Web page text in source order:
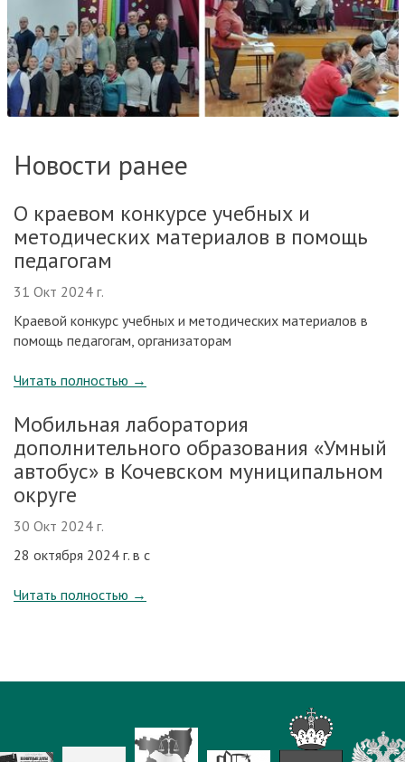
Новости ранее
О краевом конкурсе учебных и
методических материалов в помощь
педагогам
31 Окт 2024 г.
Краевой конкурс учебных и методических материалов в
помощь педагогам, организаторам
Читать полностью →
Мобильная лаборатория
дополнительного образования «Умный
автобус» в Кочевском муниципальном
округе
30 Окт 2024 г.
28 октября 2024 г. в с
Читать полностью →